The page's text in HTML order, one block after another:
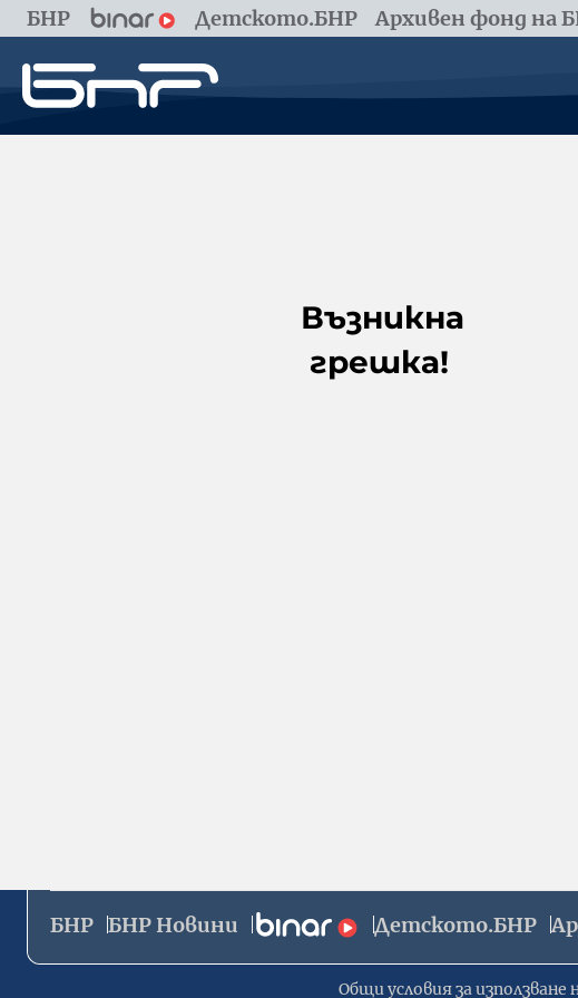
БНР Детското.БНР Архивен фонд на
Възникна
грешка!
БНР БНР Новини Детското.БНР
Общи условия за използване